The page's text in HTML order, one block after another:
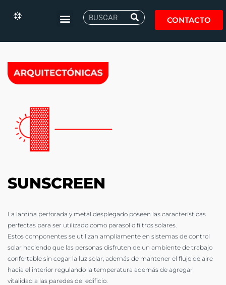
CONTACTO
SUNSCREEN
La lamina perforada y metal desplegado poseen las características
perfectas para ser utilizado como parasol o filtros solares.
Estos componentes se utilizan ampliamente en sistemas de control
solar haciendo que las personas disfruten de un ambiente de trabajo
confortable sin cegar la luz solar, además de mantener el flujo de aire
hacia el interior regulando la temperatura además de agregar
vitalidad a las paredes del edificio.